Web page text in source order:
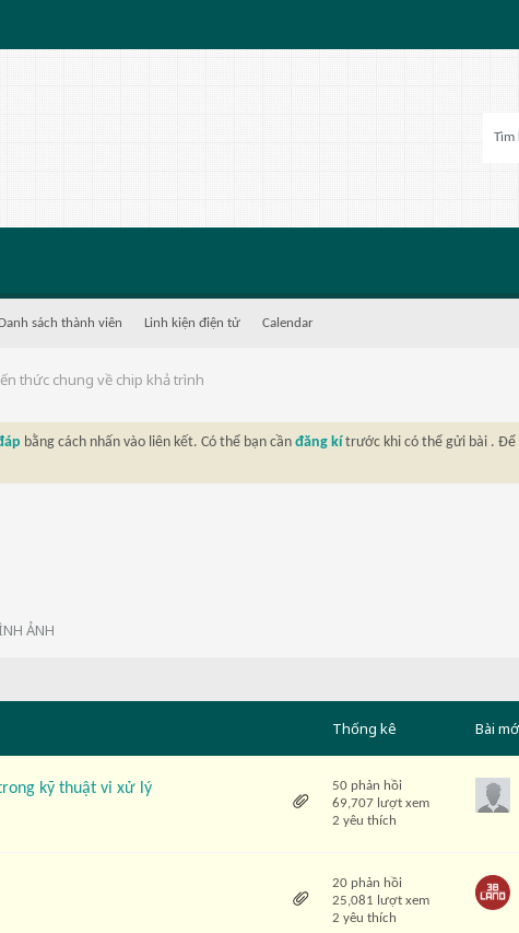
Danh sách thành viên Linh kiện điện tử Calendar
thức chung về chip khả trình
bằng cách nhấn vào liên kết. Có thể bạn cần đăng kí trước khi có thể gửi bài .
ẢNH
Thống kê Bài
kỹ thuật vi xử lý
50 phản hồi
69,707 lượt xem
2 yêu thích
20 phản hồi
25,081 lượt xem
2 yêu thích